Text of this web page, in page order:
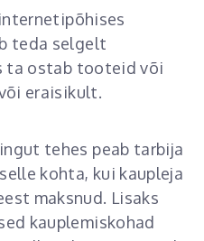
teda selgelt
ta ostab tooteid või
eraisikult.
tehes peab tarbija
kohta, kui kaupleja
maksnud. Lisaks
kauplemiskohad